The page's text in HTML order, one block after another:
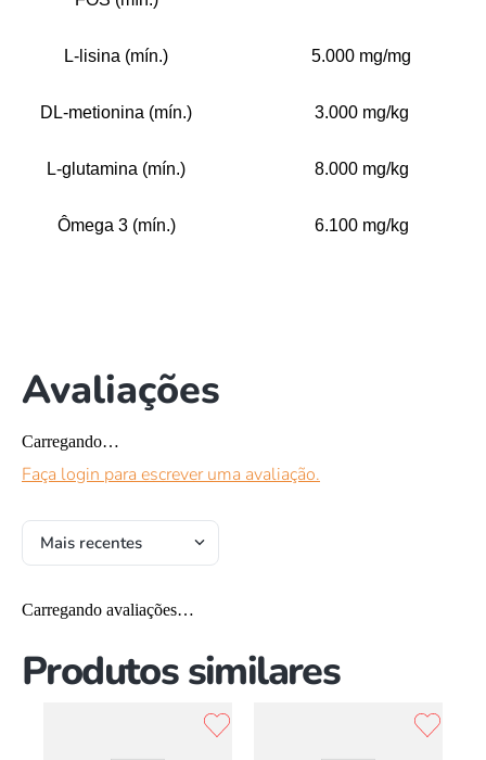
L-lisina (mín.) 5.000 mg/mg
DL-metionina (mín.) 3.000 mg/kg
L-glutamina (mín.) 8.000 mg/kg
Ômega 3 (mín.) 6.100 mg/kg
Avaliações
Carregando…
Faça login para escrever uma avaliação.
Mais recentes
Carregando avaliações…
Produtos similares